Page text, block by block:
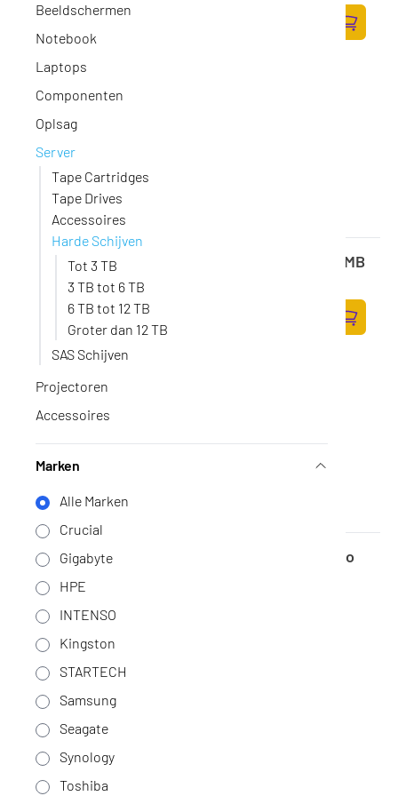
Beeldschermen
Notebook
Laptops
Componenten
Oplsag
Server
Tape Cartridges
Tape Drives
Accessoires
Harde Schijven
Tot 3 TB
3 TB tot 6 TB
6 TB tot 12 TB
Groter dan 12 TB
SAS Schijven
Projectoren
Accessoires
Marken
Alle Marken
Crucial
Gigabyte
HPE
INTENSO
Kingston
STARTECH
Samsung
Seagate
Synology
Toshiba
478,-
395,04 excl. BTW
Zum
Toshiba BULK N300 NAS Hard Drive 18TB 512MB
· HDWG51JUZSVA
964,-
796,69 excl. BTW
Zum
Western Digital WD202KFGX / 20 TB/ Red Pro
1.289,-
1.065,29 excl. BTW